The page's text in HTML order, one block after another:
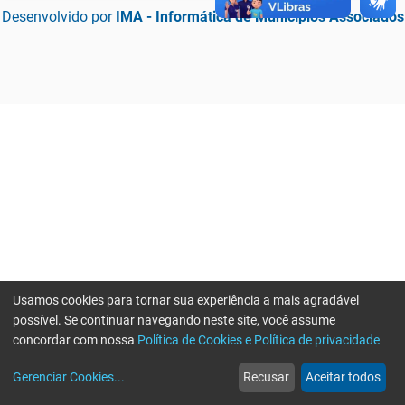
Desenvolvido por IMA - Informática de Municípios Associados
web
Notícias
more_horiz
Mais
Usamos cookies para tornar sua experiência a mais agradável
possível. Se continuar navegando neste site, você assume
concordar com nossa Política de Cookies e Política de privacidade
Gerenciar Cookies... Recusar Aceitar todos
Erro ao enviar informações, por favor tente novamente